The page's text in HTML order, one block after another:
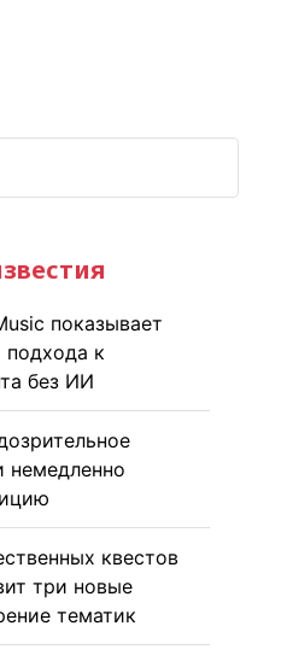
показывает
подхода к
без ИИ
немедленно
квестов
три новые
тематик